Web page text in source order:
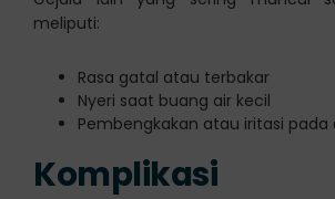
meliputi:
Rasa gatal atau terbakar
Nyeri saat buang air kecil
Pembengkakan atau iritasi pada
Komplikasi